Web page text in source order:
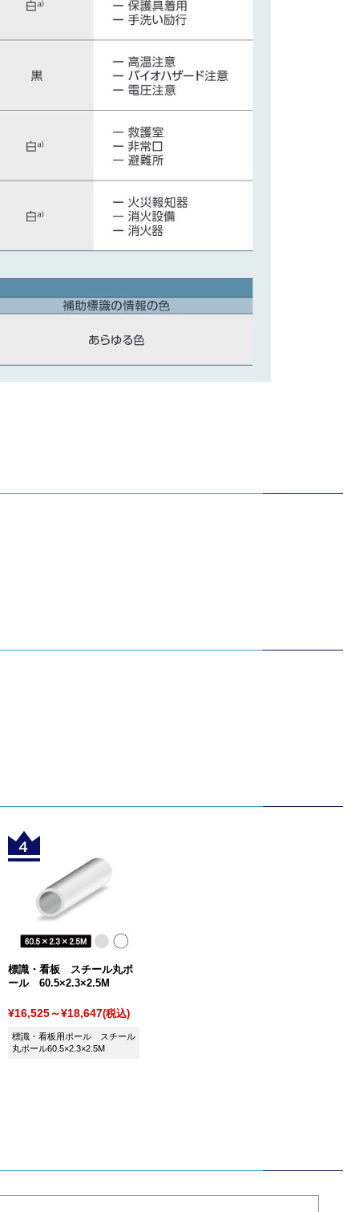
標識・看板 スチール丸ポ
ール 60.5×2.3×2.5M
¥16,525～¥18,647(税込)
標識・看板用ポール スチール
丸ポール60.5×2.3×2.5M